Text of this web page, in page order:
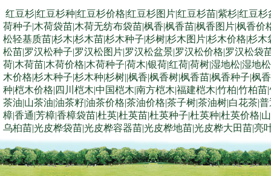
红豆杉|红豆杉种|红豆杉价格|红豆杉图片|红豆杉苗|紫杉|红豆
荷种子|木荷袋苗|木荷无纺布袋苗|枫香|枫香苗|枫香图片|枫香
松轻基质苗|杉木|杉木苗|杉木种子|杉树|杉木图片|杉木价格|杉
松苗|罗汉松种子|罗汉松图片|罗汉松盆景|罗汉松价格|罗汉松袋
荷|木荷苗|木荷价格|木荷种子|荷木|银荷|红荷|荷树|湿地松|湿地
木价格|杉木种子|杉木种|杉树||枫香|枫香树|枫香苗|枫香种子|枫
种|桤木价格|四川桤木|中国桤木|南方桤木|福建桤木|竹柏|竹柏
茶油|山茶油|油茶籽|油茶价格|茶油价格|茶子树|茶油树|白花茶|
樟|香通|芳樟|香樟袋苗|杜英|杜英苗|杜英种子|杜英种|杜英价格|
乌桕苗|光皮桦袋苗|光皮桦容器苗|光皮桦地苗|光皮桦大田苗|亮